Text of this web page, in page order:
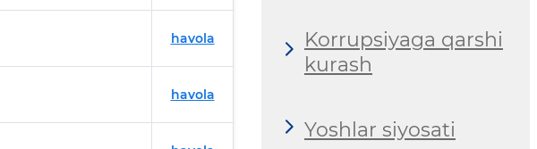
havola
havola
Korrupsiyaga qarshi
kurash
Yoshlar siyosati